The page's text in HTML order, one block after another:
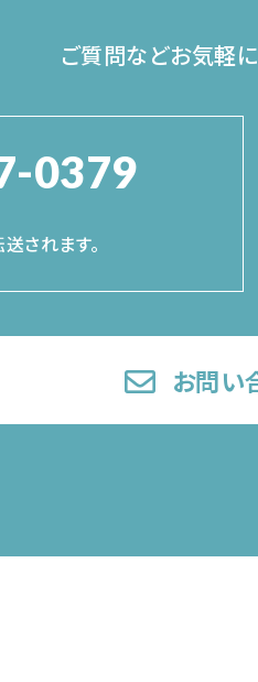
ご質問などお気軽に
0379
されます。
お問い